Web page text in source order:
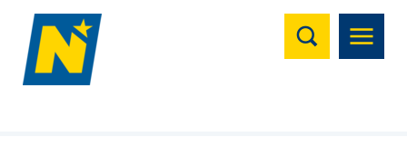
Suchen